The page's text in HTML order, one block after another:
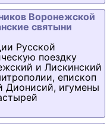
Воронежской
святыни
Русской
поездку
и Лискинский
епископ
Дионисий, игумены